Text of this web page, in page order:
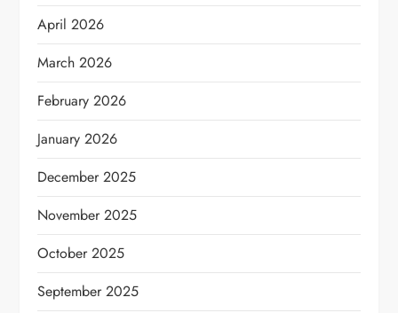
April 2026
March 2026
February 2026
January 2026
December 2025
November 2025
October 2025
September 2025